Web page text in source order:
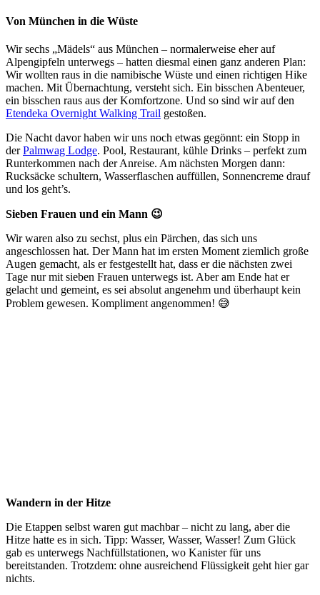
Von München in die Wüste
Wir sechs „Mädels“ aus München – normalerweise eher auf
Alpengipfeln unterwegs – hatten diesmal einen ganz anderen Plan:
Wir wollten raus in die namibische Wüste und einen richtigen Hike
machen. Mit Übernachtung, versteht sich. Ein bisschen Abenteuer,
ein bisschen raus aus der Komfortzone. Und so sind wir auf den
Etendeka Overnight Walking Trail gestoßen.
Die Nacht davor haben wir uns noch etwas gegönnt: ein Stopp in
derPalmwag Lodge. Pool, Restaurant, kühle Drinks – perfekt zum
Runterkommen nach der Anreise. Am nächsten Morgen dann:
Rucksäcke schultern, Wasserflaschen auffüllen, Sonnencreme drauf
und los geht’s.
Sieben Frauen und ein Mann 😉
Wir waren also zu sechst, plus ein Pärchen, das sich uns
angeschlossen hat. Der Mann hat im ersten Moment ziemlich große
Augen gemacht, als er festgestellt hat, dass er die nächsten zwei
Tage nur mit sieben Frauen unterwegs ist. Aber am Ende hat er
gelacht und gemeint, es sei absolut angenehm und überhaupt kein
Problem gewesen. Kompliment angenommen! 😅
Wandern in der Hitze
Die Etappen selbst waren gut machbar – nicht zu lang, aber die
Hitze hatte es in sich. Tipp: Wasser, Wasser, Wasser! Zum Glück
gab es unterwegs Nachfüllstationen, wo Kanister für uns
bereitstanden. Trotzdem: ohne ausreichend Flüssigkeit geht hier gar
nichts.